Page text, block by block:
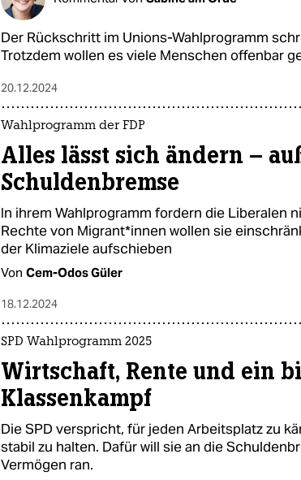
Der Rückschritt im Unions-Wahlprogramm
Trotzdem wollen es viele Menschen offenbar
20.12.2024
Wahlprogramm der FDP
Alles lässt sich ändern –
Schuldenbremse
In ihrem Wahlprogramm fordern die Liberalen
Rechte von Mi­gran­t*in­nen wollen sie
der Klimaziele aufschieben
Von Cem-Odos Güler
18.12.2024
SPD Wahlprogramm 2025
Wirtschaft, Rente und ein
Klassenkampf
Die SPD verspricht, für jeden Arbeitsplatz zu
stabil zu halten. Dafür will sie an die
Vermögen ran.